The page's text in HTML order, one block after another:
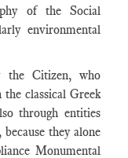
of the Social
environmental
the Citizen, who
classical Greek
through entities
they alone
Monumental